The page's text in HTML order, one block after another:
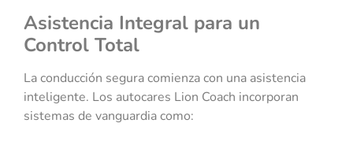
Asistencia Integral para un
Control Total
La conducción segura comienza con una asistencia
inteligente. Los autocares Lion Coach incorporan
sistemas de vanguardia como: